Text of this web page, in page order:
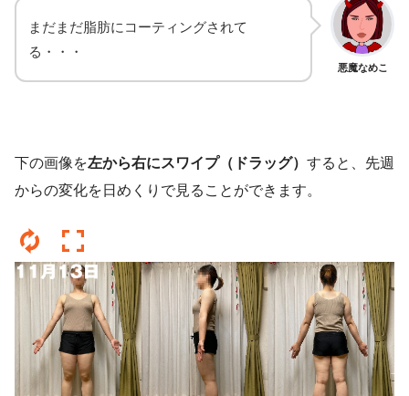
悪魔なめこ
まだまだ脂肪にコーティングされて
る・・・
下の画像を左から右にスワイプ（ドラッグ） すると、先週
からの変化を日めくりで見ることができます。